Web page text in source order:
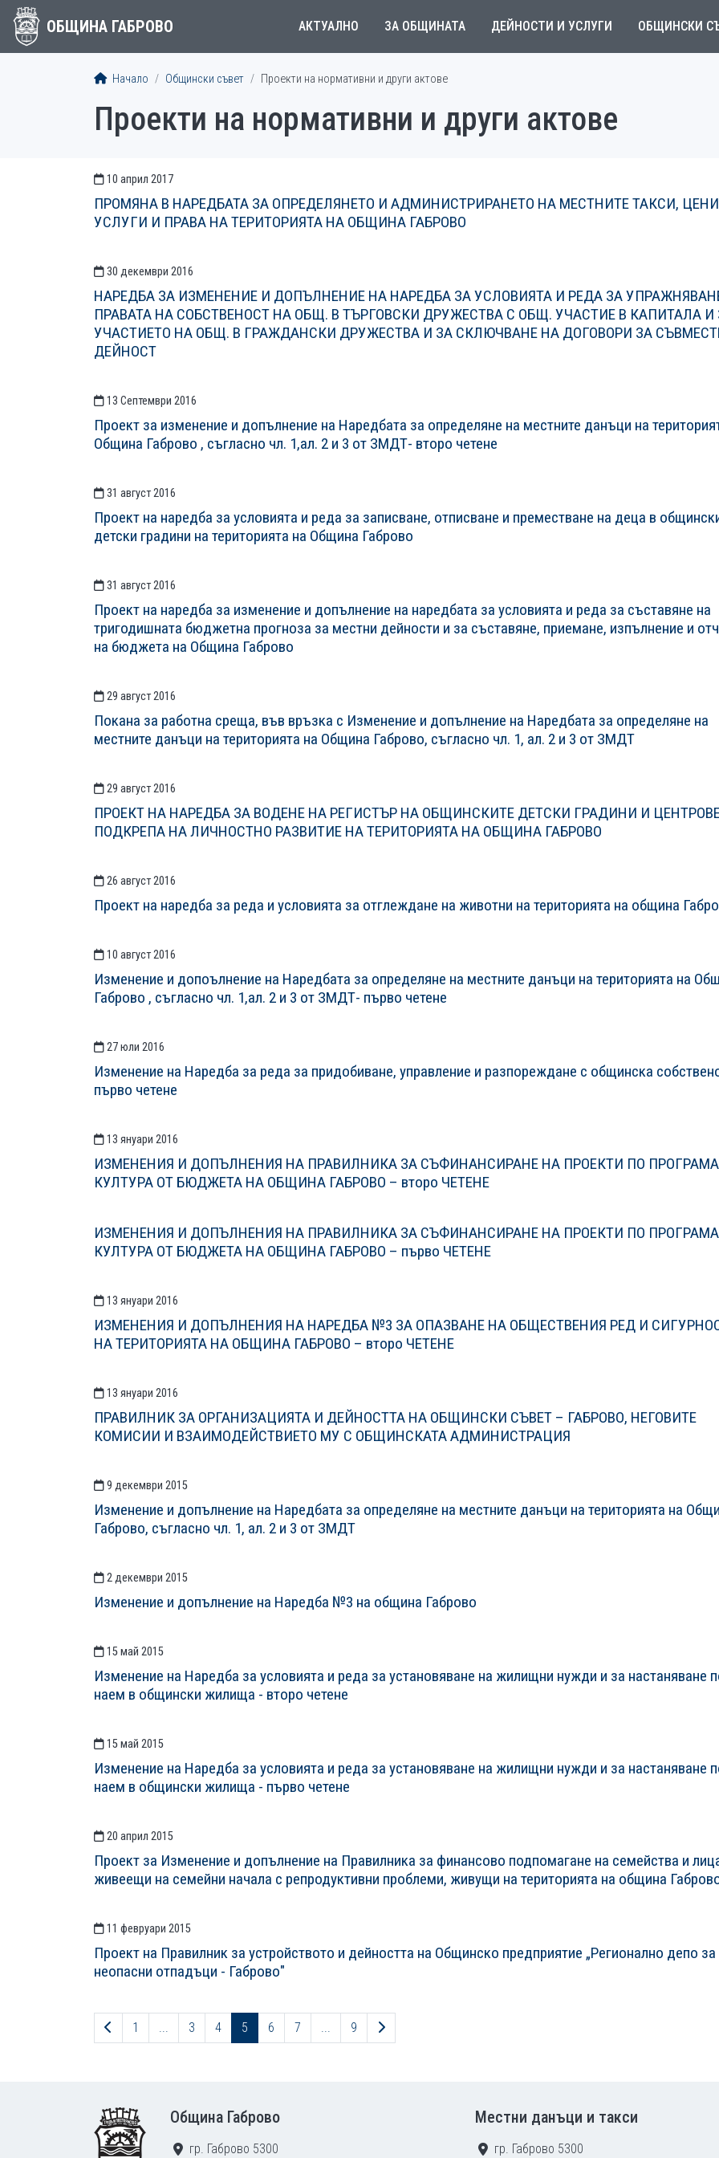
ОБЩИНА ГАБРОВО АКТУАЛНО ЗА ОБЩИНАТА ДЕЙНОСТИ И УСЛУГИ ОБЩИНСКИ
Начало Общински съвет Проекти на нормативни и други актове
Проекти на нормативни и други актове
СТАТИИСТАТИИ
10 април 2017
ПРОМЯНА В НАРЕДБАТА ЗА ОПРЕДЕЛЯНЕТО И АДМИНИСТРИРАНЕТО НА МЕСТНИТЕ ТАКСИ,
УСЛУГИ И ПРАВА НА ТЕРИТОРИЯТА НА ОБЩИНА ГАБРОВО
30 декември 2016
НАРЕДБА ЗА ИЗМЕНЕНИЕ И ДОПЪЛНЕНИЕ НА НАРЕДБА ЗА УСЛОВИЯТА И РЕДА ЗА
ПРАВАТА НА СОБСТВЕНОСТ НА ОБЩ. В ТЪРГОВСКИ ДРУЖЕСТВА С ОБЩ. УЧАСТИЕ В КАПИТАЛА И
УЧАСТИЕТО НА ОБЩ. В ГРАЖДАНСКИ ДРУЖЕСТВА И ЗА СКЛЮЧВАНЕ НА ДОГОВОРИ ЗА
ДЕЙНОСТ
13 Септември 2016
Проект за изменение и допълнение на Наредбата за определяне на местните данъци на
Община Габрово , съгласно чл. 1,ал. 2 и 3 от ЗМДТ- второ четене
31 август 2016
Проект на наредба за условията и реда за записване, отписване и преместване на деца в
детски градини на територията на Община Габрово
31 август 2016
Проект на наредба за изменение и допълнение на наредбата за условията и реда за съставяне на
тригодишната бюджетна прогноза за местни дейности и за съставяне, приемане, изпълнение и
на бюджета на Община Габрово
29 август 2016
Покана за работна среща, във връзка с Изменение и допълнение на Наредбата за определяне на
местните данъци на територията на Община Габрово, съгласно чл. 1, ал. 2 и 3 от ЗМДТ
29 август 2016
ПРОЕКТ НА НАРЕДБА ЗА ВОДЕНЕ НА РЕГИСТЪР НА ОБЩИНСКИТЕ ДЕТСКИ ГРАДИНИ И
ПОДКРЕПА НА ЛИЧНОСТНО РАЗВИТИЕ НА ТЕРИТОРИЯТА НА ОБЩИНА ГАБРОВО
26 август 2016
Проект на наредба за реда и условията за отглеждане на животни на територията на община
10 август 2016
Изменение и допоълнение на Наредбата за определяне на местните данъци на територията на
Габрово , съгласно чл. 1,ал. 2 и 3 от ЗМДТ- първо четене
27 юли 2016
Изменение на Наредба за реда за придобиване, управление и разпореждане с общинска
първо четене
13 януари 2016
ИЗМЕНЕНИЯ И ДОПЪЛНЕНИЯ НА ПРАВИЛНИКА ЗА СЪФИНАНСИРАНЕ НА ПРОЕКТИ ПО ПРОГРАМА
КУЛТУРА ОТ БЮДЖЕТА НА ОБЩИНА ГАБРОВО – второ ЧЕТЕНЕ
ИЗМЕНЕНИЯ И ДОПЪЛНЕНИЯ НА ПРАВИЛНИКА ЗА СЪФИНАНСИРАНЕ НА ПРОЕКТИ ПО ПРОГРАМА
КУЛТУРА ОТ БЮДЖЕТА НА ОБЩИНА ГАБРОВО – първо ЧЕТЕНЕ
13 януари 2016
ИЗМЕНЕНИЯ И ДОПЪЛНЕНИЯ НА НАРЕДБА №3 ЗА ОПАЗВАНЕ НА ОБЩЕСТВЕНИЯ РЕД И
НА ТЕРИТОРИЯТА НА ОБЩИНА ГАБРОВО – второ ЧЕТЕНЕ
13 януари 2016
ПРАВИЛНИК ЗА ОРГАНИЗАЦИЯТА И ДЕЙНОСТТА НА ОБЩИНСКИ СЪВЕТ – ГАБРОВО, НЕГОВИТЕ
КОМИСИИ И ВЗАИМОДЕЙСТВИЕТО МУ С ОБЩИНСКАТА АДМИНИСТРАЦИЯ
9 декември 2015
Изменение и допълнение на Наредбата за определяне на местните данъци на територията на
Габрово, съгласно чл. 1, ал. 2 и 3 от ЗМДТ
2 декември 2015
Изменение и допълнение на Наредба №3 на община Габрово
15 май 2015
Изменение на Наредба за условията и реда за установяване на жилищни нужди и за настаняване
наем в общински жилища - второ четене
15 май 2015
Изменение на Наредба за условията и реда за установяване на жилищни нужди и за настаняване
наем в общински жилища - първо четене
20 април 2015
Проект за Изменение и допълнение на Правилника за финансово подпомагане на семейства и
живеещи на семейни начала с репродуктивни проблеми, живущи на територията на община
11 февруари 2015
Проект на Правилник за устройството и дейността на Общинско предприятие „Регионално депо за
неопасни отпадъци - Габрово"
Предходна страница
1 ... 3 4 5 6 7 ... 9 Следваща страница
Община Габрово
гр. Габрово 5300
Местни данъци и такси
гр. Габрово 5300